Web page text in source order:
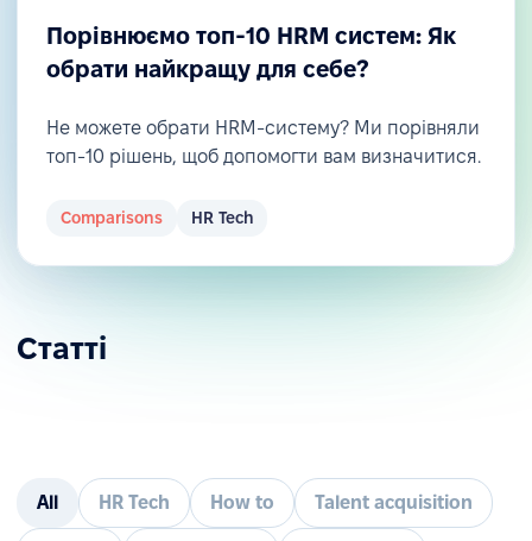
Порівнюємо топ-10 HRM систем: Як
обрати найкращу для себе?
Не можете обрати HRM-систему? Ми порівняли
топ-10 рішень, щоб допомогти вам визначитися.
Comparisons HR Tech
Статті
All HR Tech How to Talent acquisition